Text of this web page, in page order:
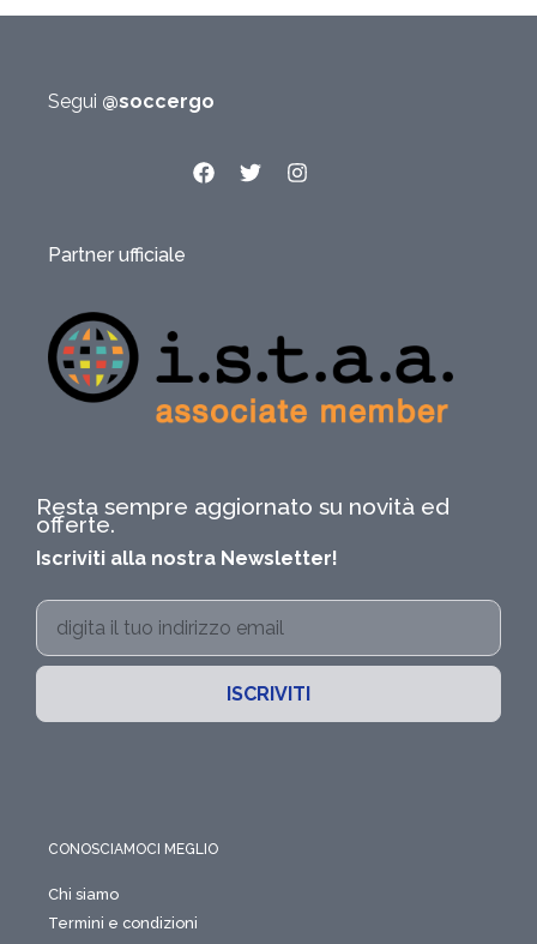
Segui @soccergo
Partner ufficiale
Resta sempre aggiornato su novità ed
offerte.
Iscriviti alla nostra Newsletter!
ISCRIVITI
CONOSCIAMOCI MEGLIO
Chi siamo
Termini e condizioni